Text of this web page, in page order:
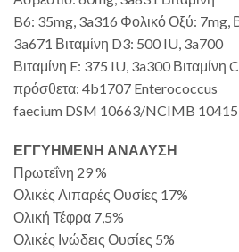
B6: 35mg, 3a316 Φολικό Οξύ: 7mg,
3a671 Βιταμίνη D3: 500 IU, 3a700
Βιταμίνη E: 375 IU, 3a300 Βιταμίνη
πρόσθετα: 4b1707 Enterococcus
faecium DSM 10663/NCIMB
ΕΓΓΥΗΜΕΝΗ ΑΝΑΛΥΣΗ
Πρωτεΐνη 29 %
Ολικές Λιπαρές Ουσίες 17%
Ολική Τέφρα 7,5%
Ολικές Ινώδεις Ουσίες 5%